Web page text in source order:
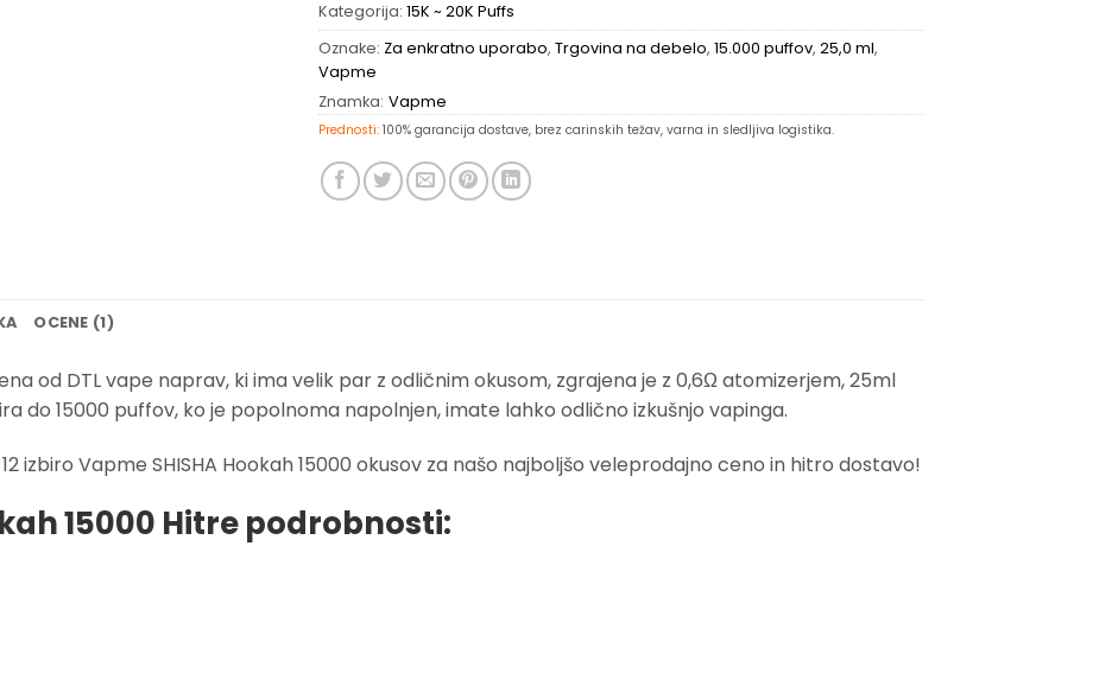
Kategorija: 15K ~ 20K Puffs
Oznake: Za enkratno uporabo, Trgovina na debelo, 15.000 puffov, 25,0 ml,
Vapme
Znamka: Vapme
Prednosti: 100% garancija dostave, brez carinskih težav, varna in sledljiva logistika.
OCENE (1)
od DTL vape naprav, ki ima velik par z odličnim okusom, zgrajena je z 0,6Ω atomizerjem, 25ml
do 15000 puffov, ko je popolnoma napolnjen, imate lahko odlično izkušnjo vapinga.
izbiro Vapme SHISHA Hookah 15000 okusov za našo najboljšo veleprodajno ceno in hitro dostavo!
15000 Hitre podrobnosti: